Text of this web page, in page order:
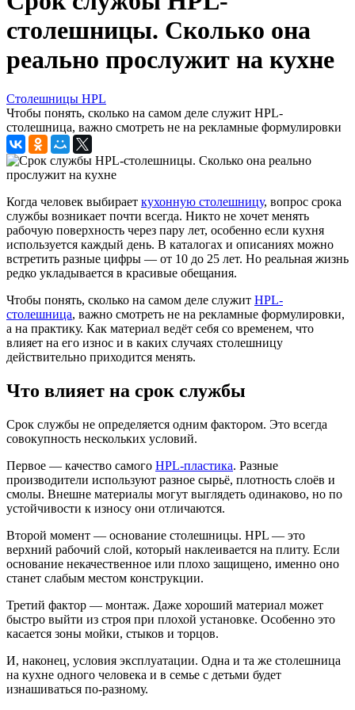
столешницы. Сколько она
реально прослужит на кухне
Столешницы HPL
Чтобы понять, сколько на самом деле служит HPL-
столешница, важно смотреть не на рекламные формулировки
Когда человек выбирает кухонную столешницу, вопрос срока
службы возникает почти всегда. Никто не хочет менять
рабочую поверхность через пару лет, особенно если кухня
используется каждый день. В каталогах и описаниях можно
встретить разные цифры — от 10 до 25 лет. Но реальная жизнь
редко укладывается в красивые обещания.
Чтобы понять, сколько на самом деле служит HPL-
столешница, важно смотреть не на рекламные формулировки,
а на практику. Как материал ведёт себя со временем, что
влияет на его износ и в каких случаях столешницу
действительно приходится менять.
Что влияет на срок службы
Срок службы не определяется одним фактором. Это всегда
совокупность нескольких условий.
Первое — качество самого HPL-пластика. Разные
производители используют разное сырьё, плотность слоёв и
смолы. Внешне материалы могут выглядеть одинаково, но по
устойчивости к износу они отличаются.
Второй момент — основание столешницы. HPL — это
верхний рабочий слой, который наклеивается на плиту. Если
основание некачественное или плохо защищено, именно оно
станет слабым местом конструкции.
Третий фактор — монтаж. Даже хороший материал может
быстро выйти из строя при плохой установке. Особенно это
касается зоны мойки, стыков и торцов.
И, наконец, условия эксплуатации. Одна и та же столешница
на кухне одного человека и в семье с детьми будет
изнашиваться по-разному.